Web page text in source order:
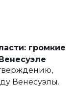
здоровья.
громкие
Венесуэлы.